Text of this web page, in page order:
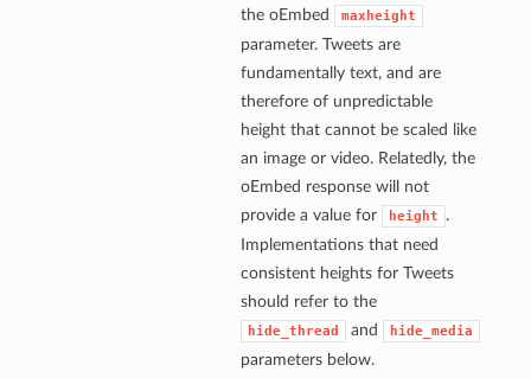
the oEmbed
maxheight
parameter. Tweets are
fundamentally text, and are
therefore of unpredictable
height that cannot be scaled like
an image or video. Relatedly, the
oEmbed response will not
provide a value for
height .
Implementations that need
consistent heights for Tweets
should refer to the
hide_thread and hide_media
parameters below.